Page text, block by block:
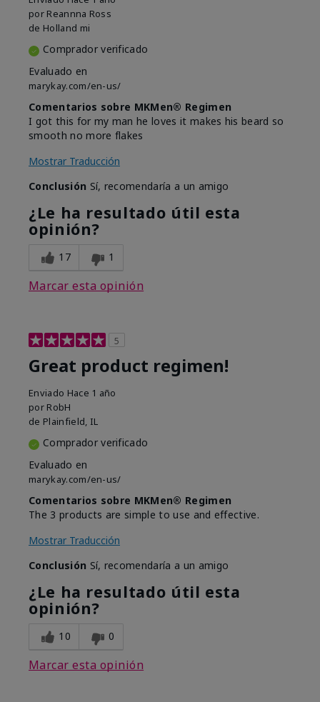
por Reannna Ross
de Holland mi
Comprador verificado
Evaluado en
marykay.com/en-us/
Comentarios sobre MKMen® Regimen
I got this for my man he loves it makes his beard so
smooth no more flakes
Mostrar Traducción
Conclusión Sí, recomendaría a un amigo
¿Le ha resultado útil esta
opinión?
17 1
Marcar esta opinión
5
Great product regimen!
Enviado Hace 1 año
por RobH
de Plainfield, IL
Comprador verificado
Evaluado en
marykay.com/en-us/
Comentarios sobre MKMen® Regimen
The 3 products are simple to use and effective.
Mostrar Traducción
Conclusión Sí, recomendaría a un amigo
¿Le ha resultado útil esta
opinión?
10 0
Marcar esta opinión